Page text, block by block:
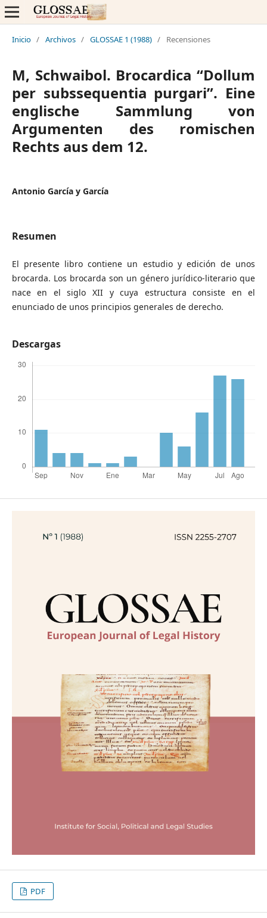
Inicio / Archivos / GLOSSAE 1 (1988) / Recensiones
M, Schwaibol. Brocardica “Dollum
per subssequentia purgari”. Eine
englische Sammlung von
Argumenten des romischen
Rechts aus dem 12.
Antonio García y García
Resumen
El presente libro contiene un estudio y edición de unos
brocarda. Los brocarda son un género jurídico-literario que
nace en el siglo XII y cuya estructura consiste en el
enunciado de unos principios generales de derecho.
Descargas
PDF